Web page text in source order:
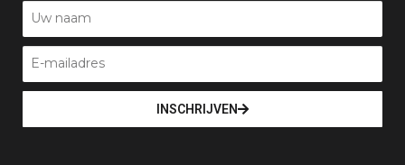
INSCHRIJVEN